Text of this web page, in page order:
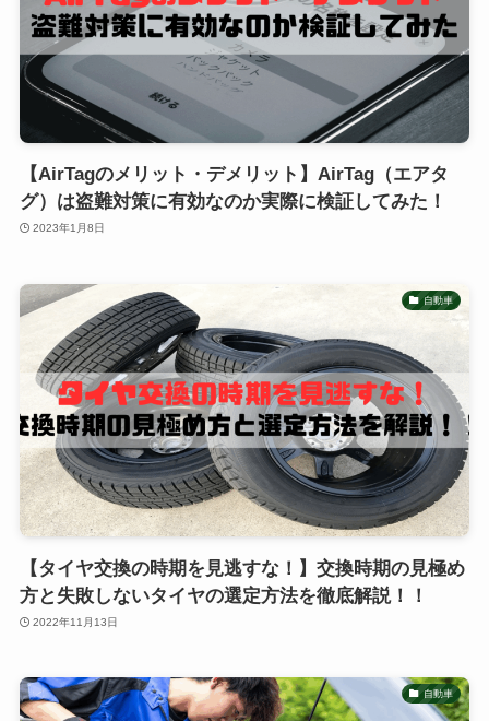
【AirTagのメリット・デメリット】AirTag（エアタ
グ）は盗難対策に有効なのか実際に検証してみた！
2023年1月8日
自動車
【タイヤ交換の時期を見逃すな！】交換時期の見極め
方と失敗しないタイヤの選定方法を徹底解説！！
2022年11月13日
自動車